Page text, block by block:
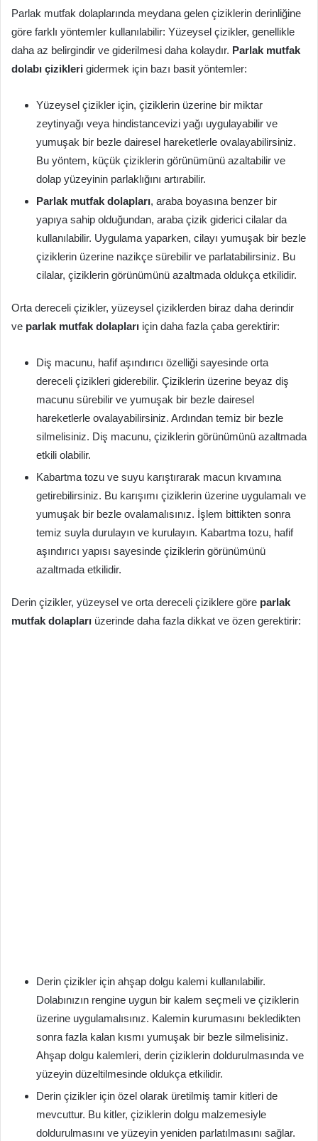
Parlak mutfak dolaplarında meydana gelen çiziklerin derinliğine
göre farklı yöntemler kullanılabilir: Yüzeysel çizikler, genellikle
daha az belirgindir ve giderilmesi daha kolaydır. Parlak mutfak
dolabı çizikleri gidermek için bazı basit yöntemler:
Yüzeysel çizikler için, çiziklerin üzerine bir miktar
zeytinyağı veya hindistancevizi yağı uygulayabilir ve
yumuşak bir bezle dairesel hareketlerle ovalayabilirsiniz.
Bu yöntem, küçük çiziklerin görünümünü azaltabilir ve
dolap yüzeyinin parlaklığını artırabilir.
Parlak mutfak dolapları, araba boyasına benzer bir
yapıya sahip olduğundan, araba çizik giderici cilalar da
kullanılabilir. Uygulama yaparken, cilayı yumuşak bir bezle
çiziklerin üzerine nazikçe sürebilir ve parlatabilirsiniz. Bu
cilalar, çiziklerin görünümünü azaltmada oldukça etkilidir.
Orta dereceli çizikler, yüzeysel çiziklerden biraz daha derindir
ve parlak mutfak dolapları için daha fazla çaba gerektirir:
Diş macunu, hafif aşındırıcı özelliği sayesinde orta
dereceli çizikleri giderebilir. Çiziklerin üzerine beyaz diş
macunu sürebilir ve yumuşak bir bezle dairesel
hareketlerle ovalayabilirsiniz. Ardından temiz bir bezle
silmelisiniz. Diş macunu, çiziklerin görünümünü azaltmada
etkili olabilir.
Kabartma tozu ve suyu karıştırarak macun kıvamına
getirebilirsiniz. Bu karışımı çiziklerin üzerine uygulamalı ve
yumuşak bir bezle ovalamalısınız. İşlem bittikten sonra
temiz suyla durulayın ve kurulayın. Kabartma tozu, hafif
aşındırıcı yapısı sayesinde çiziklerin görünümünü
azaltmada etkilidir.
Derin çizikler, yüzeysel ve orta dereceli çiziklere göre parlak
mutfak dolapları üzerinde daha fazla dikkat ve özen gerektirir:
Derin çizikler için ahşap dolgu kalemi kullanılabilir.
Dolabınızın rengine uygun bir kalem seçmeli ve çiziklerin
üzerine uygulamalısınız. Kalemin kurumasını bekledikten
sonra fazla kalan kısmı yumuşak bir bezle silmelisiniz.
Ahşap dolgu kalemleri, derin çiziklerin doldurulmasında ve
yüzeyin düzeltilmesinde oldukça etkilidir.
Derin çizikler için özel olarak üretilmiş tamir kitleri de
mevcuttur. Bu kitler, çiziklerin dolgu malzemesiyle
doldurulmasını ve yüzeyin yeniden parlatılmasını sağlar.